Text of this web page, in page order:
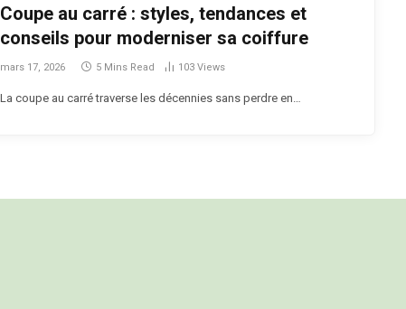
Coupe au carré : styles, tendances et
conseils pour moderniser sa coiffure
mars 17, 2026 5 Mins Read 103Views
La coupe au carré traverse les décennies sans perdre en…